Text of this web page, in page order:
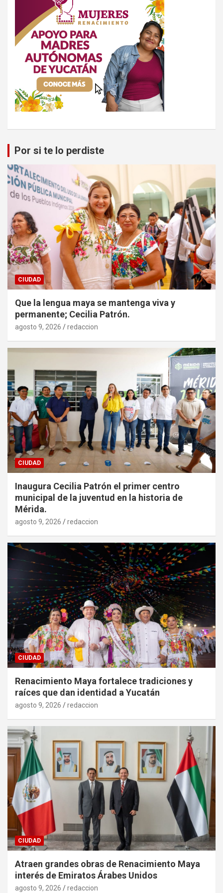
Por si te lo perdiste
CIUDAD
Que la lengua maya se mantenga viva y
permanente; Cecilia Patrón.
agosto 9, 2026 redaccion
CIUDAD
Inaugura Cecilia Patrón el primer centro
municipal de la juventud en la historia de
Mérida.
agosto 9, 2026 redaccion
CIUDAD
Renacimiento Maya fortalece tradiciones y
raíces que dan identidad a Yucatán
agosto 9, 2026 redaccion
CIUDAD
Atraen grandes obras de Renacimiento Maya
interés de Emiratos Árabes Unidos
agosto 9, 2026 redaccion